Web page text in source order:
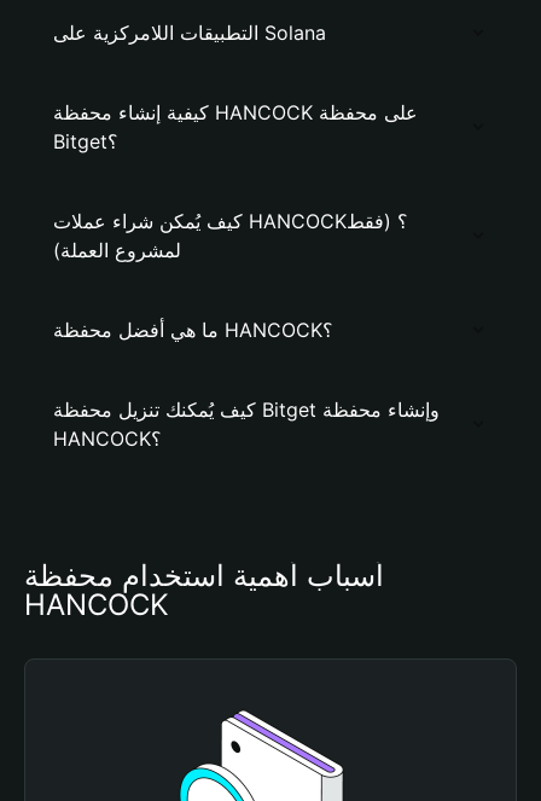
التطبيقات اللامركزية على Solana
كيفية إنشاء محفظة HANCOCK على محفظة
Bitget؟
كيف يُمكن شراء عملات HANCOCK؟ (فقط
لمشروع العملة)
ما هي أفضل محفظة HANCOCK؟
كيف يُمكنك تنزيل محفظة Bitget وإنشاء محفظة
HANCOCK؟
أسباب أهمية استخدام محفظة
HANCOCK